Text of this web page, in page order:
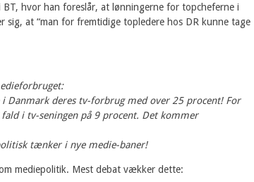
hvor han foreslår, at lønningerne for topcheferne i
sig, at “man for fremtidige topledere hos DR kunne tage
Danmark deres tv-forbrug med over 25 procent! For
i tv-seningen på 9 procent. Det kommer
tænker i nye medie-baner!
mediepolitik. Mest debat vækker dette: